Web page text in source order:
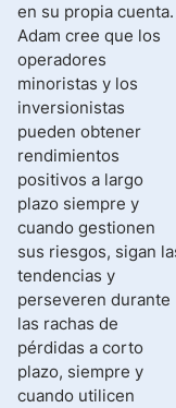
en su propia cuenta.
Adam cree que los
operadores
minoristas y los
inversionistas
pueden obtener
rendimientos
positivos a largo
plazo siempre y
cuando gestionen
sus riesgos, sigan
tendencias y
perseveren durante
las rachas de
pérdidas a corto
plazo, siempre y
cuando utilicen